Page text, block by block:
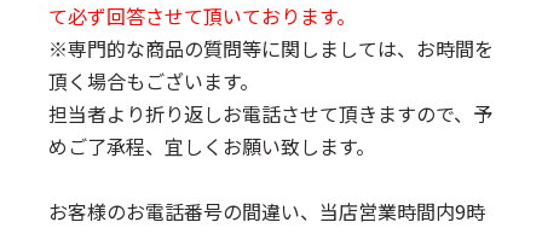
て必ず回答させて頂いております。
※専門的な商品の質問等に関しましては、お時間を
頂く場合もございます。
担当者より折り返しお電話させて頂きますので、予
めご了承程、宜しくお願い致します。
お客様のお電話番号の間違い、当店営業時間内9時